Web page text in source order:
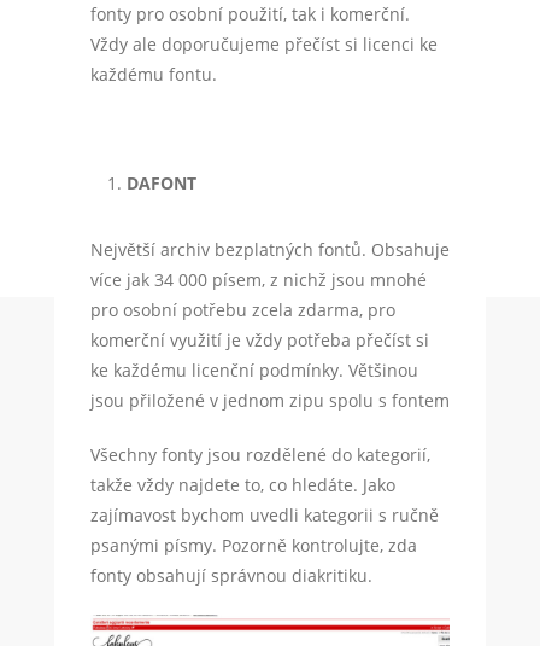
fonty pro osobní použití, tak i komerční.
Vždy ale doporučujeme přečíst si licenci ke
každému fontu.
DAFONT
Největší archiv bezplatných fontů. Obsahuje
více jak 34 000 písem, z nichž jsou mnohé
pro osobní potřebu zcela zdarma, pro
komerční využití je vždy potřeba přečíst si
ke každému licenční podmínky. Většinou
jsou přiložené v jednom zipu spolu s fontem
Všechny fonty jsou rozdělené do kategorií,
takže vždy najdete to, co hledáte. Jako
zajímavost bychom uvedli kategorii s ručně
psanými písmy. Pozorně kontrolujte, zda
fonty obsahují správnou diakritiku.